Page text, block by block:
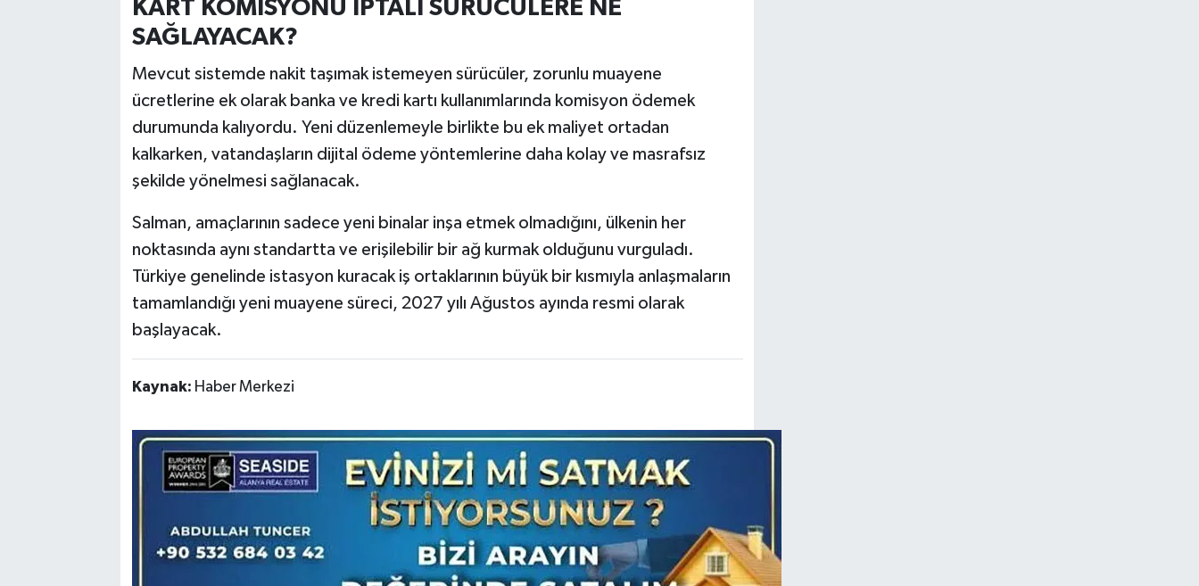
KART KOMİSYONU İPTALİ SÜRÜCÜLERE NE
SAĞLAYACAK?
Mevcut sistemde nakit taşımak istemeyen sürücüler, zorunlu muayene
ücretlerine ek olarak banka ve kredi kartı kullanımlarında komisyon ödemek
durumunda kalıyordu. Yeni düzenlemeyle birlikte bu ek maliyet ortadan
kalkarken, vatandaşların dijital ödeme yöntemlerine daha kolay ve masrafsız
şekilde yönelmesi sağlanacak.
Salman, amaçlarının sadece yeni binalar inşa etmek olmadığını, ülkenin her
noktasında aynı standartta ve erişilebilir bir ağ kurmak olduğunu vurguladı.
Türkiye genelinde istasyon kuracak iş ortaklarının büyük bir kısmıyla anlaşmaların
tamamlandığı yeni muayene süreci, 2027 yılı Ağustos ayında resmi olarak
başlayacak.
Kaynak: Haber Merkezi